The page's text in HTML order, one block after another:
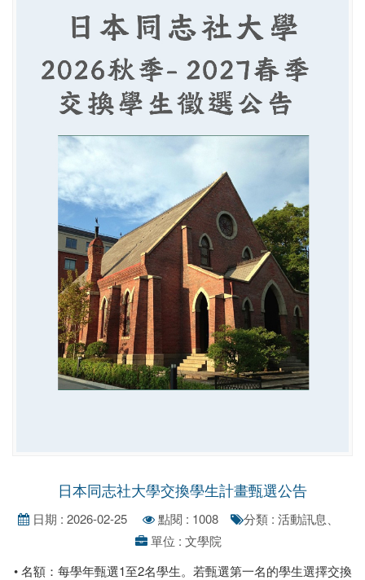
日本同志社大學交換學生計畫甄選公告
日期 : 2026-02-25 點閱 : 1008
分類 : 活動訊息、
單位 : 文學院
• 名額：每學年甄選1至2名學生。若甄選第一名的學生選擇交換